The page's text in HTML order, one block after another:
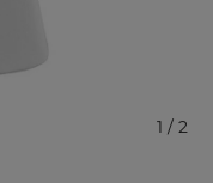
1 / 2